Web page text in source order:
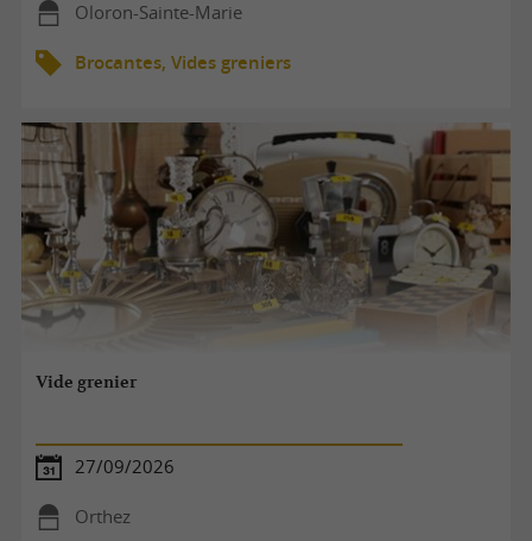
Oloron-Sainte-Marie
Brocantes, Vides greniers
Vide grenier
27/09/2026
Orthez